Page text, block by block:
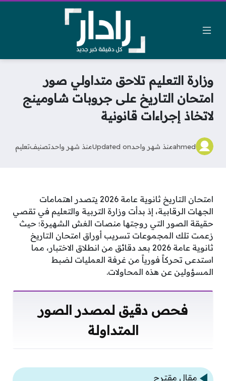
وزارة التعليم تلاحق متداولي صور
امتحان التاريخ على جروبات شاومينج
لاتخاذ إجراءات قانونية
ahmedمنذ شهر واحدUpdated onمنذ شهر واحدتصنيفتعليم
امتحان التاريخ ثانوية عامة 2026 يتصدر اهتمامات
الجهات الرقابية، إذ بدأت وزارة التربية والتعليم في تقصي
حقيقة الصور التي روجتها منصات الغش الشهيرة؛ حيث
زعمت تلك المجموعات تسريب أوراق امتحان التاريخ
ثانوية عامة 2026 بعد دقائق من انطلاق الاختبار، مما
استدعى تحركاً فورياً من غرفة العمليات لضبط
المسؤولين عن هذه المحاولات.
فحص دقيق لمصدر الصور
المتداولة
مقال مقترح